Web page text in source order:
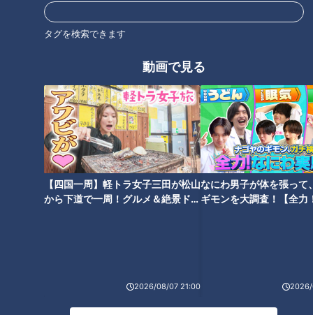
タグを検索できます
動画で見る
【四国一周】軽トラ女子三田が松山
から下道で一周！グルメ＆絶景ドラ
2026/08/07 21:00
なにわ男子が体を張って
ギモンを大調査！【全力
2026/
第で、自分の機嫌も肌の状態も、むくみも、全部食生活に出る
と考えているそうです。
Rちゃん「食生活整えたら絶対に体型維持ってか、元に戻る」
Rちゃんの調整メニュー
調整日に何を食べているのかという三上さんの質問に、Rちゃ
んは「まず鍋」と答えます。
とはいえ甘いものは大好きで、食事制限をしていない時は昼に
必ずスイーツを食べるといいます。